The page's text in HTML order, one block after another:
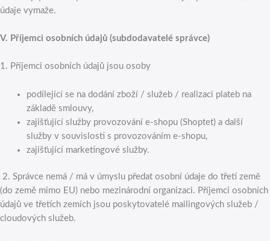
údaje vymaže.
V. Příjemci osobních údajů (subdodavatelé správce)
1. Příjemci osobních údajů jsou osoby
podílející se na dodání zboží / služeb / realizaci plateb na
základě smlouvy,
zajišťující služby provozování e-shopu (Shoptet) a další
služby v souvislosti s provozováním e-shopu,
zajišťující marketingové služby.
2. Správce nemá / má v úmyslu předat osobní údaje do třetí země
(do země mimo EU) nebo mezinárodní organizaci. Příjemci osobních
údajů ve třetích zemích jsou poskytovatelé mailingových služeb /
cloudových služeb.